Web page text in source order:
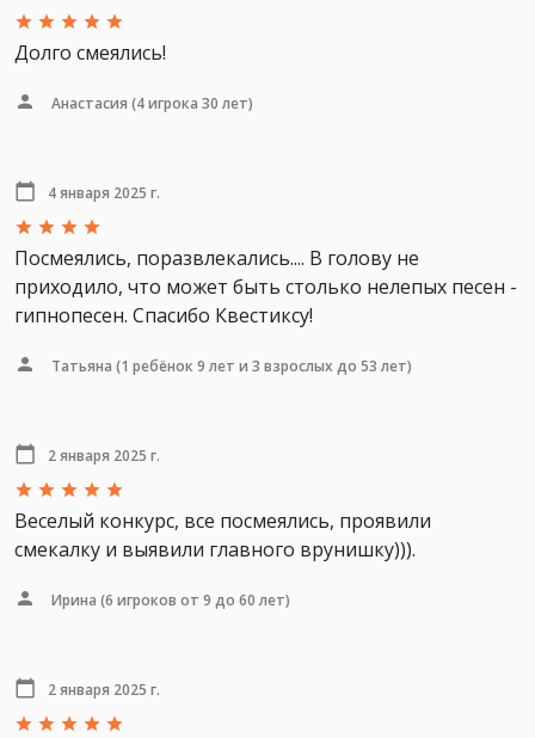
Долго смеялись!
Анастасия (4 игрока 30 лет)
4 января 2025 г.
Посмеялись, поразвлекались.... В голову не
приходило, что может быть столько нелепых песен -
гипнопесен. Спасибо Квестиксу!
Татьяна (1 ребёнок 9 лет и 3 взрослых до 53 лет)
2 января 2025 г.
Веселый конкурс, все посмеялись, проявили
смекалку и выявили главного врунишку))).
Ирина (6 игроков от 9 до 60 лет)
2 января 2025 г.